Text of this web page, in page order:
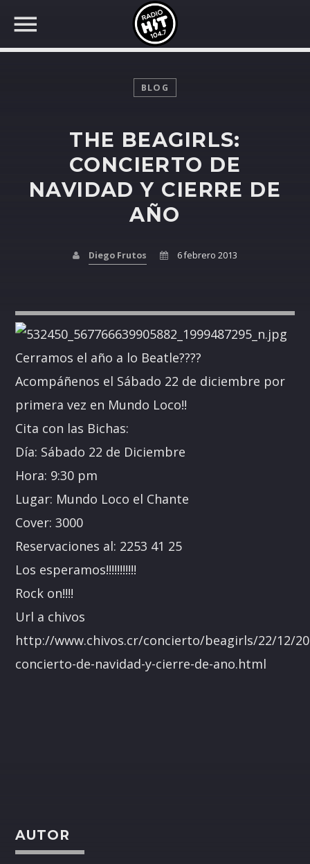
BUSCAR EN RADIO HIT
COMPARTE EN...
Twitter
Facebook
BLOG
THE BEAGIRLS:
CONCIERTO DE
NAVIDAD Y CIERRE DE
AÑO
Diego Frutos 6 febrero 2013
Cerramos el año a lo Beatle????
Acompáñenos el Sábado 22 de diciembre por
primera vez en Mundo Loco!!
Cita con las Bichas:
Día: Sábado 22 de Diciembre
Hora: 9:30 pm
Lugar: Mundo Loco el Chante
Cover: 3000
Reservaciones al: 2253 41 25
Los esperamos!!!!!!!!!!!
Rock on!!!!
Url a chivos
http://www.chivos.cr/concierto/beagirls/22/12/
concierto-de-navidad-y-cierre-de-ano.html
AUTOR